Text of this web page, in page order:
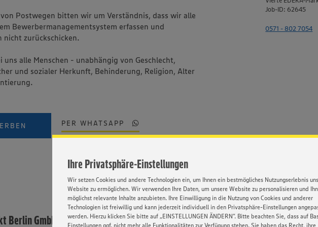
Ihre Privatsphäre-Einstellungen
Wir setzen Cookies und andere Technologien ein, um Ihnen ein bestmögliches Nutzungserlebnis
Website zu ermöglichen. Wir verwenden Ihre Daten, um unsere Website zu personalisieren und
möglichst relevante Inhalte anzubieten. Ihre Einwilligung in die Nutzung von Cookies und anderer
Technologien ist freiwillig und kann jederzeit individuell in den Privatsphäre-Einstellungen
werden. Hierzu klicken Sie bitte auf „EINSTELLUNGEN ÄNDERN”. Bitte beachten Sie, dass auf
Einstellungen ggf. nicht mehr alle Funktionalitäten zur Verfügung stehen. Sie haben das Recht, ihre
Postwegen bitten wir um Verständnis, dass wir alle
Bewerbermanagementsystem erfassen und
nicht zurückschicken.
uns alle Menschen - unabhängig von Geschlecht,
und sozialer Herkunft, Behinderung, Religion, Alter
PER WHATSAPP
Job-ID: 62645
0571 - 802 7054
Berlin GmbH